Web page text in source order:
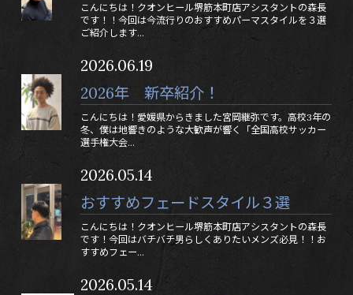
こんにちは！クオンヒール堺筋本町店アシスタントの森長
です！！今回は今流行りのおすすめパーマスタイルを３選
ご紹介します...
2026.06.19
2026年 新卒紹介！
こんにちは！愛媛県からきました宮岡継弥です。高校3年の
冬、僕は地響きのような大歓声が響く「全国高校サッカー
選手権大会...
2026.05.14
おすすめフェードスタイル３選
こんにちは！クオンヒール堺筋本町店アシスタントの森長
です！今回はバチバチ男らしくありたいメンズ必見！！お
すすめフェー...
2026.05.14